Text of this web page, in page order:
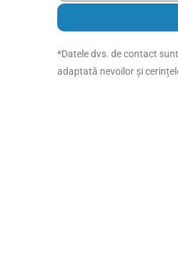
*Datele dvs. de contact
adaptată nevoilor și